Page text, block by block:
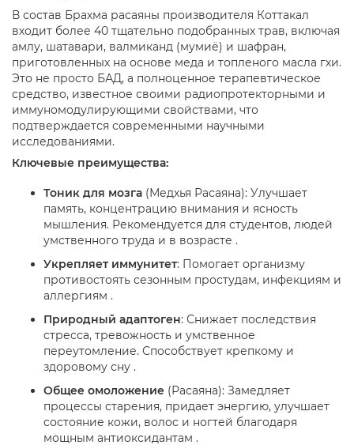
В состав Брахма расаяны производителя Коттакал
входит более 40 тщательно подобранных трав, включая
амлу, шатавари, валмиканд (мумиё) и шафран,
приготовленных на основе меда и топленого масла гхи.
Это не просто БАД, а полноценное терапевтическое
средство, известное своими радиопротекторными и
иммуномодулирующими свойствами, что
подтверждается современными научными
исследованиями.
Ключевые преимущества:
Тоник для мозга (Медхья Расаяна): Улучшает
память, концентрацию внимания и ясность
мышления. Рекомендуется для студентов, людей
умственного труда и в возрасте .
Укрепляет иммунитет: Помогает организму
противостоять сезонным простудам, инфекциям и
аллергиям .
Природный адаптоген: Снижает последствия
стресса, тревожность и умственное
переутомление. Способствует крепкому и
здоровому сну .
Общее омоложение (Расаяна): Замедляет
процессы старения, придает энергию, улучшает
состояние кожи, волос и ногтей благодаря
мощным антиоксидантам .